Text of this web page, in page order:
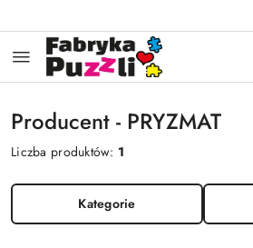
Producent - PRYZMAT
Liczba produktów: 1
Kategorie